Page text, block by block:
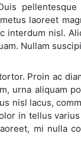
laoreet
interdum nisl.
Nullam
Proin ac
urna aliquam
nisl lacus,
in tellus
mi nulla